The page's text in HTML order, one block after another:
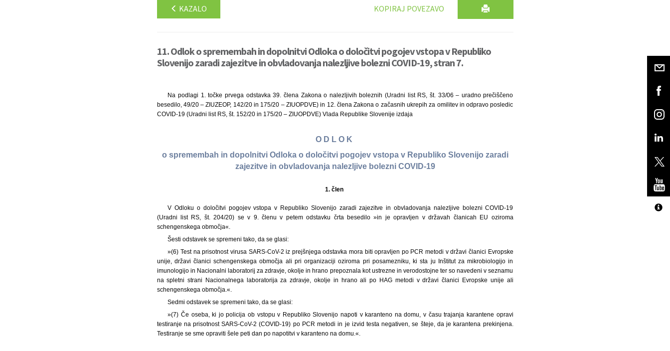
KAZALO KOPIRAJ POVEZAVO
11. Odlok o spremembah in dopolnitvi Odloka o določitvi pogojev vstopa v Republiko
Slovenijo zaradi zajezitve in obvladovanja nalezljive bolezni COVID-19, stran 7.
Na podlagi 1. točke prvega odstavka 39. člena Zakona o nalezljivih boleznih (Uradni list RS, št. 33/06 – uradno prečiščeno
besedilo, 49/20 – ZIUZEOP, 142/20 in 175/20 – ZIUOPDVE) in 12. člena Zakona o začasnih ukrepih za omilitev in odpravo posledic
COVID-19 (Uradni list RS, št. 152/20 in 175/20 – ZIUOPDVE) Vlada Republike Slovenije izdaja
O D L O K
o spremembah in dopolnitvi Odloka o določitvi pogojev vstopa v Republiko Slovenijo zaradi
zajezitve in obvladovanja nalezljive bolezni COVID-19
1. člen
V Odloku o določitvi pogojev vstopa v Republiko Slovenijo zaradi zajezitve in obvladovanja nalezljive bolezni COVID-19
(Uradni list RS, št. 204/20) se v 9. členu v petem odstavku črta besedilo »in je opravljen v državah članicah EU oziroma
schengenskega območja«.
Šesti odstavek se spremeni tako, da se glasi:
»(6) Test na prisotnost virusa SARS-CoV-2 iz prejšnjega odstavka mora biti opravljen po PCR metodi v državi članici Evropske
unije, državi članici schengenskega območja ali pri organizaciji oziroma pri posamezniku, ki sta ju Inštitut za mikrobiologijo in
imunologijo in Nacionalni laboratorij za zdravje, okolje in hrano prepoznala kot ustrezne in verodostojne ter so navedeni v seznamu
na spletni strani Nacionalnega laboratorija za zdravje, okolje in hrano ali po HAG metodi v državi članici Evropske unije ali
schengenskega območja.«.
Sedmi odstavek se spremeni tako, da se glasi:
»(7) Če oseba, ki jo policija ob vstopu v Republiko Slovenijo napoti v karanteno na domu, v času trajanja karantene opravi
testiranje na prisotnost SARS-CoV-2 (COVID-19) po PCR metodi in je izvid testa negativen, se šteje, da je karantena prekinjena.
Testiranje se sme opraviti šele peti dan po napotitvi v karanteno na domu.«.